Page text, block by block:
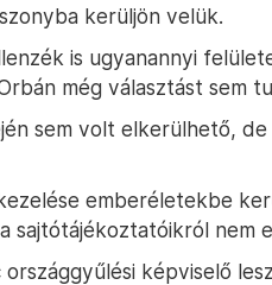
kerüljön velük.
is ugyanannyi
még választást sem
sem volt elkerülhető,
emberéletekbe
nem
képviselő